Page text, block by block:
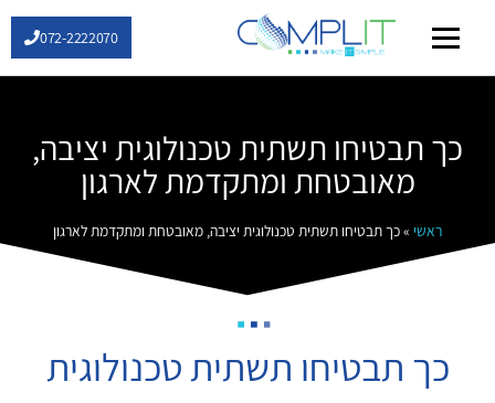
072-2222070
כך תבטיחו תשתית טכנולוגית יציבה,
מאובטחת ומתקדמת לארגון
ראשי »כך תבטיחו תשתית טכנולוגית יציבה, מאובטחת ומתקדמת לארגון
כך תבטיחו תשתית טכנולוגית